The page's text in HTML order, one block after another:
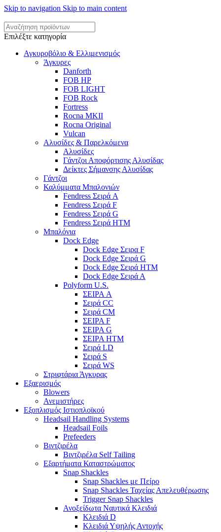
Skip to navigation Skip to main content
Επιλέξτε κατηγορία
Αγκυροβόλιο & Ελλιμενισμός
Άγκυρες
Danforth
FOB HP
FOB LIGHT
FOB Rock
Fortress
Rocna MKII
Rocna Original
Vulcan
Αλυσίδες & Παρελκόμενα
Αλυσίδες
Γάντζοι Αποφόρτισης Αλυσίδας
Δείκτες Σήμανσης Αλυσίδας
Γάντζοι
Καλύμματα Μπαλονιών
Fendress Σειρά A
Fendress Σειρά F
Fendress Σειρά G
Fendress Σειρά HTM
Μπαλόνια
Dock Edge
Dock Edge Σειρα F
Dock Edge Σειρά G
Dock Edge Σειρά HTM
Dock Edge Σειρά Α
Polyform U.S.
ΣΕΙΡΑ A
Σειρά CC
Σειρά CM
ΣΕΙΡΑ F
ΣΕΙΡΑ G
ΣΕΙΡΑ HTM
Σειρά LD
Σειρά S
Σειρά WS
Στριφτάρια Άγκυρας
Εξαερισμός
Blowers
Ανεμιστήρες
Εξοπλισμός Ιστιοπλοϊκού
Headsail Handling Systems
Headsail Foils
Prefeeders
Βιντζιρέλα
Βιντζιρέλα Self Tailing
Εξαρτήματα Καταστρώματος
Snap Shackles
Snap Shackles με Πείρο
Snap Shackles Ταχείας Απελευθέρωσης
Trigger Snap Shackles
Ανοξείδωτα Ναυτικά Κλειδιά
Κλειδιά D
Κλειδιά Υψηλής Αντοχής